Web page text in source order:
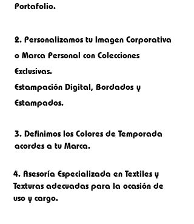
Portafolio.
2. Personalizamos tu Imagen Corporativa
o Marca Personal con Colecciones
Exclusivas.
Estampación Digital, Bordados y
Estampados.
3. Definimos los Colores de Temporada
acordes a tu Marca.
4. Asesoría Especializada en Textiles y
Texturas adecuadas para la ocasión de
uso y cargo.